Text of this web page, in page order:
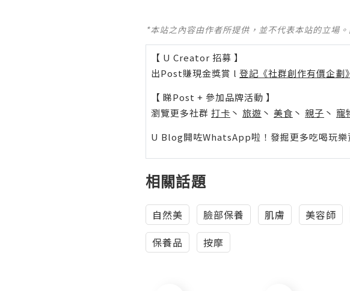
*本站之內容由作者所提供，並不代表本站的立場
【 U Creator 招募 】
出Post賺現金獎賞 l 登記《社群創作有價企劃》
【 睇Post + 參加品牌活動 】
瀏覽更多社群 打卡 丶 旅遊 丶 美食 丶 親子 丶 寵
U Blog開咗WhatsApp啦！發掘更多吃喝玩樂
相關話題
自然美 臉部保養 肌膚 美容師
保養品
按摩